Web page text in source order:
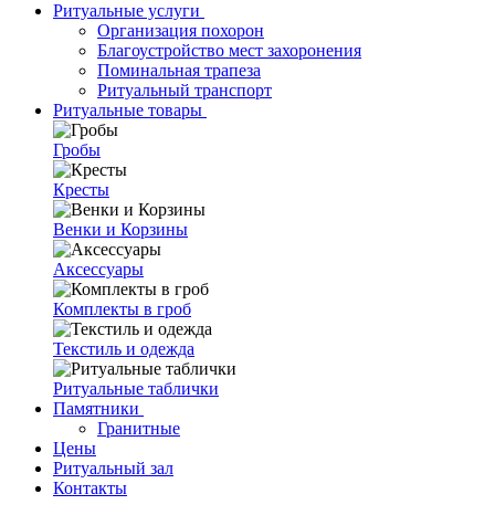
Ритуальные услуги
Организация похорон
Благоустройство мест захоронения
Поминальная трапеза
Ритуальный транспорт
Ритуальные товары
Гробы
Кресты
Венки и Корзины
Аксессуары
Комплекты в гроб
Текстиль и одежда
Ритуальные таблички
Памятники
Гранитные
Цены
Ритуальный зал
Контакты